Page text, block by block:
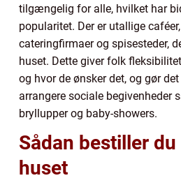
tilgængelig for alle, hvilket har
popularitet. Der er utallige
cateringfirmaer og spisesteder,
huset. Dette giver folk
og hvor de ønsker det, og gør
arrangere sociale begivenheder
bryllupper og baby-showers.
Sådan bestiller
huset